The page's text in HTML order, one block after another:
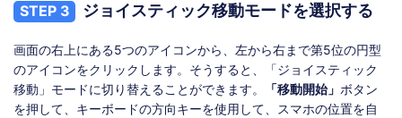
STEP 3 ジョイスティック移動モードを選択する
画面の右上にある5つのアイコンから、左から右まで第5位の円型
のアイコンをクリックします。そうすると、「ジョイスティック
移動」モードに切り替えることができます。
「移動開始」 ボタン
を押して、キーボードの方向キーを使用して、スマホの位置を自